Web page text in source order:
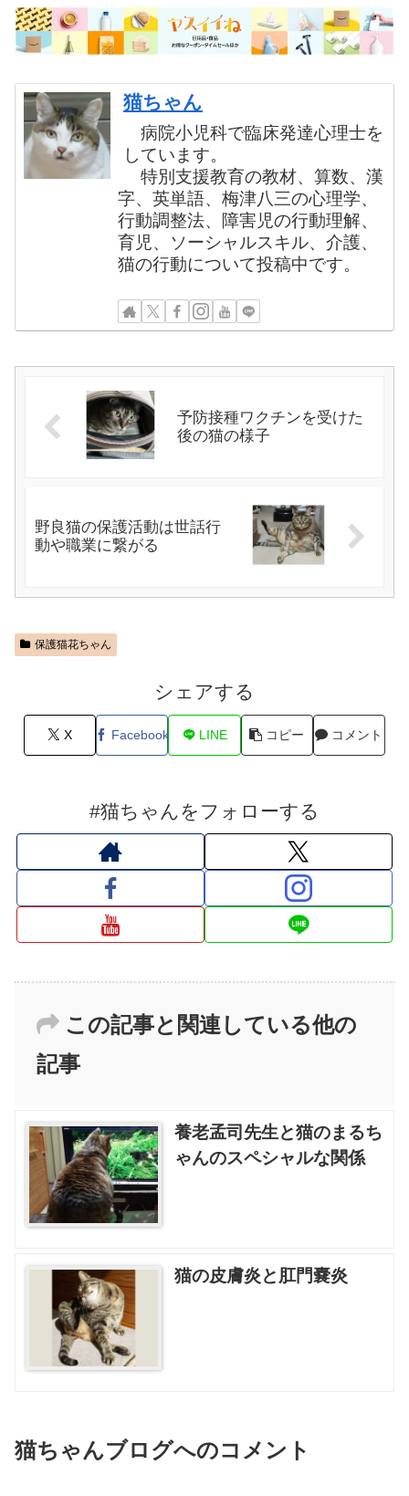
猫ちゃん
病院小児科で臨床発達心理士を
しています。
特別支援教育の教材、算数、漢
字、英単語、梅津八三の心理学、
行動調整法、障害児の行動理解、
育児、ソーシャルスキル、介護、
猫の行動について投稿中です。
予防接種ワクチンを受けた
後の猫の様子
野良猫の保護活動は世話行
動や職業に繋がる
保護猫花ちゃん
シェアする
X Facebook LINE コピー コメント
#猫ちゃんをフォローする
この記事と関連している他の
記事
養老孟司先生と猫のまるち
ゃんのスペシャルな関係
猫の皮膚炎と肛門嚢炎
猫ちゃんブログへのコメント